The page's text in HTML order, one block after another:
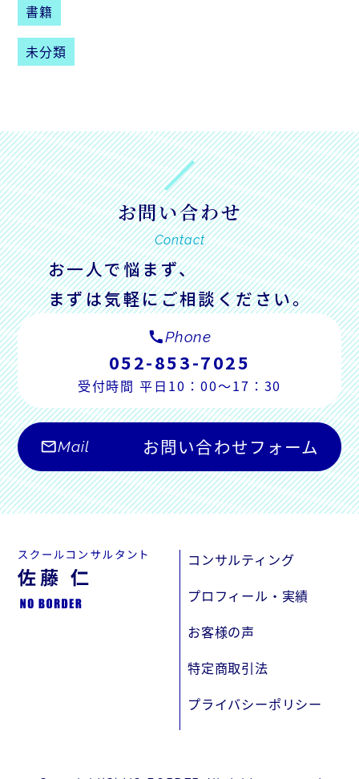
書籍
未分類
お問い合わせ
Contact
お一人で悩まず、
まずは気軽にご相談ください。
callPhone
052-853-7025
受付時間 平日10：00～17：30
mail_outlineMail お問い合わせフォーム
コンサルティング
プロフィール・実績
お客様の声
特定商取引法
プライバシーポリシー